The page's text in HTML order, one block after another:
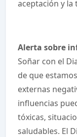
aceptación y
Alerta sobre
Soñar con el
de que
externas
influencias
tóxicas,
saludables. El